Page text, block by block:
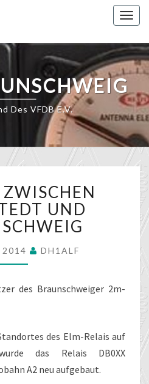
Des VFDB E.V.
LINK
ZWISCHEN
HELMSTEDT
UND
BRAUNSCHWEIG
UND
2014 DH1ALF
des Braunschweiger 2m-
des Elm-Relais auf
das Relais DB0XX
A2 neu aufgebaut.